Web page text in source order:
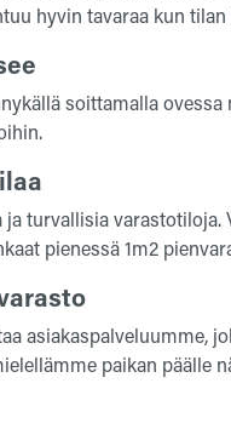
hyvin tavaraa kun
soittamalla
turvallisia
pienessä 1m2
asiakaspalveluumme,
paikan päälle